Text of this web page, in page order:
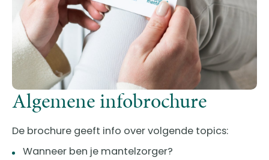
Algemene infobrochure
De brochure geeft info over volgende topics:
Wanneer ben je mantelzorger?